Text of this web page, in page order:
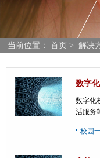
当前位置： 首页> 解决
数字
数字化
活服务
校园